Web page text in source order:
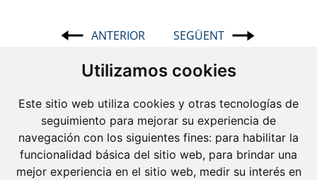
Utilizamos cookies
Este sitio web utiliza cookies y otras tecnologías de
seguimiento para mejorar su experiencia de
navegación con los siguientes fines: para habilitar la
funcionalidad básica del sitio web, para brindar una
mejor experiencia en el sitio web, medir su interés en
Navegació
d'entrades
ANTERIOR SEGÜENT